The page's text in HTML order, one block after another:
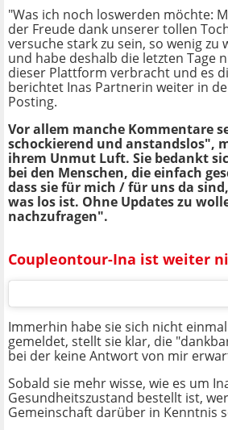
"Was ich noch loswerden möchte:
der Freude dank unserer tollen
versuche stark zu sein, so wenig zu
und habe deshalb die letzten Tage
dieser Plattform verbracht und es
berichtet Inas Partnerin weiter in
Posting.
Vor allem manche Kommentare
schockierend und anstandslos",
ihrem Unmut Luft. Sie bedankt
bei den Menschen, die einfach
dass sie für mich / für uns da
was los ist. Ohne Updates zu
nachzufragen".
Coupleontour-Ina ist weiter
Immerhin habe sie sich nicht
gemeldet, stellt sie klar, die
bei der keine Antwort von mir
Sobald sie mehr wisse, wie es um
Gesundheitszustand bestellt ist,
Gemeinschaft darüber in Kenntnis